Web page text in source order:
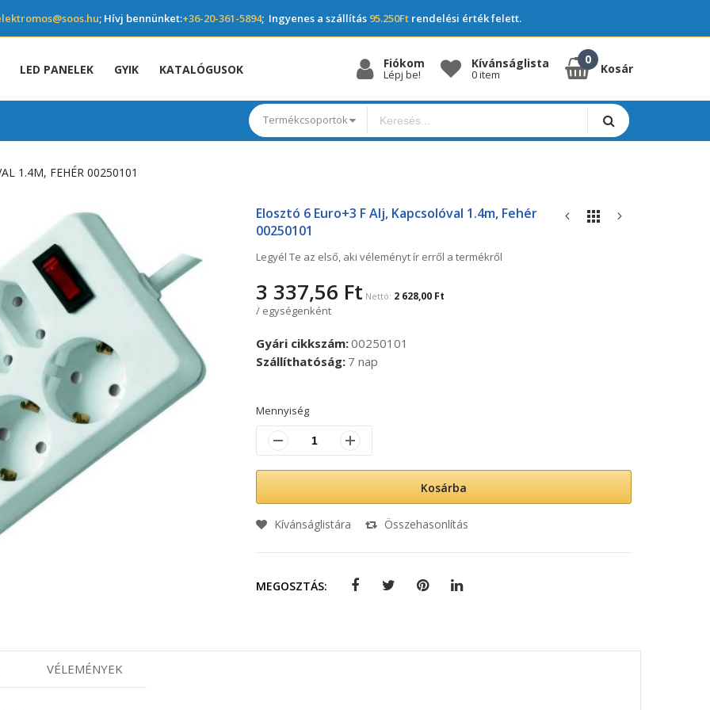
; Hívj bennünket:+36-20-361-5894; Ingyenes a szállítás 95.250Ft rendelési érték felett.
LED PANELEK GYIK KATALÓGUSOK Fiókom
Lépj be!
Kívánságlista
0 item Kosár
Termékcsoportok
1.4M, FEHÉR 00250101
Elosztó 6 Euro+3 F Alj, Kapcsolóval 1.4m, Fehér
00250101
Legyél Te az első, aki véleményt ír erről a termékről
3 337,56 Ft 2 628,00 Ft
/ egységenként
Gyári cikkszám 00250101
Szállíthatóság 7 nap
Mennyiség
Kosárba
Kívánságlistára Összehasonlítás
MEGOSZTÁS:
VÉLEMÉNYEK